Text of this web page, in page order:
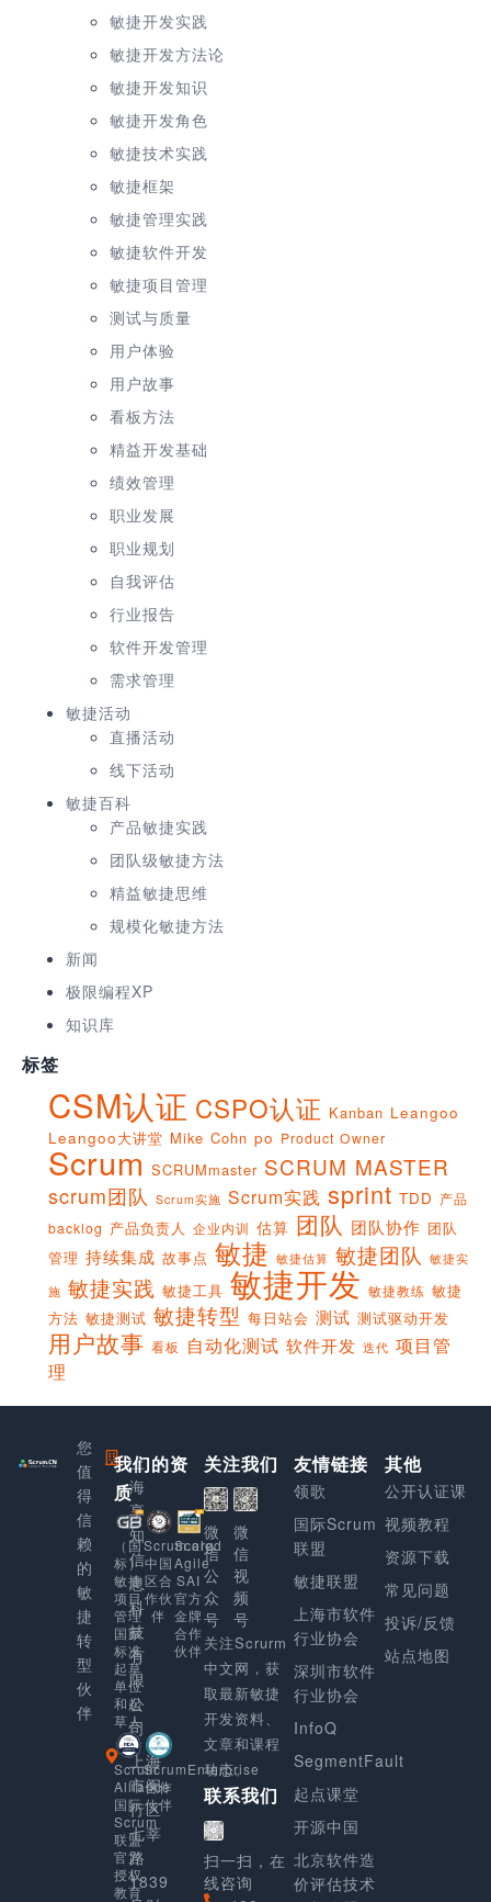
敏捷开发实践
敏捷开发方法论
敏捷开发知识
敏捷开发角色
敏捷技术实践
敏捷框架
敏捷管理实践
敏捷软件开发
敏捷项目管理
测试与质量
用户体验
用户故事
看板方法
精益开发基础
绩效管理
职业发展
职业规划
自我评估
行业报告
软件开发管理
需求管理
敏捷活动
直播活动
线下活动
敏捷百科
产品敏捷实践
团队级敏捷方法
精益敏捷思维
规模化敏捷方法
新闻
极限编程XP
知识库
标签
CSM认证 CSPO认证 Kanban Leangoo
Leangoo大讲堂 Mike Cohn po Product Owner
Scrum SCRUMmaster SCRUM MASTER
scrum团队 Scrum实施 Scrum实践 sprint TDD 产品
backlog 产品负责人 企业内训 估算 团队 团队协作 团队
管理 持续集成 故事点 敏捷 敏捷估算 敏捷团队 敏捷实
施 敏捷实践 敏捷工具 敏捷开发 敏捷教练 敏捷
方法 敏捷测试 敏捷转型 每日站会 测试 测试驱动开发
用户故事 看板 自动化测试 软件开发 迭代 项目管
理
您
值
得
信
赖
的
敏
捷
转
型
伙
伴
上
海
享
知
信
息
科
技
有
限
公
司
上海
市闵
行区
七莘
路
1839
我们的资
质
（国
标）
敏捷
项目
管理
国家
标准
起草
单位
和起
草人
Scrum.org
中国
区合
作伙
伴
Scaled
Agile
SAI
官方
金牌
合作
伙伴
Scrum
Alliance
国际
Scrum
联盟
官方
授权
教育
ScrumEnterprise
合作
伙伴
关注我们
微
信
公
众
号
微
信
视
频
号
关注Scrurm
中文网，获
取最新敏捷
开发资料、
文章和课程
动态。
联系我们
扫一扫，在
线咨询
友情链接
领歌
国际Scrum
联盟
敏捷联盟
上海市软件
行业协会
深圳市软件
行业协会
InfoQ
SegmentFault
起点课堂
开源中国
北京软件造
价评估技术
其他
公开认证课
视频教程
资源下载
常见问题
投诉/反馈
站点地图